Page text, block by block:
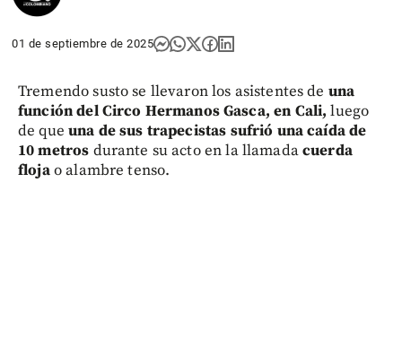
01 de septiembre de 2025
Tremendo susto se llevaron los asistentes de una
función del Circo Hermanos Gasca, en Cali, luego
de queuna de sus trapecistas sufrió una caída de
10 metros durante su acto en la llamadacuerda
flojao alambre tenso.